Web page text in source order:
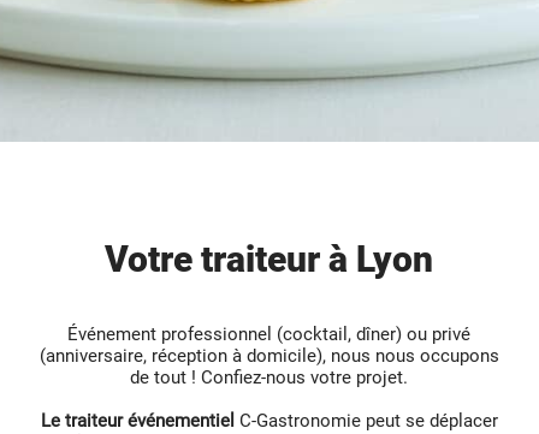
Votre traiteur à Lyon
Événement professionnel (cocktail, dîner) ou privé
(anniversaire, réception à domicile), nous nous occupons
de tout ! Confiez-nous votre projet.
Le traiteur événementiel C-Gastronomie peut se déplacer